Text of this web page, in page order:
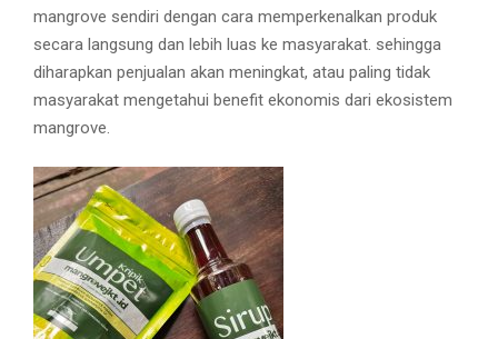
mangrove sendiri dengan cara memperkenalkan produk
secara langsung dan lebih luas ke masyarakat. sehingga
diharapkan penjualan akan meningkat, atau paling tidak
masyarakat mengetahui benefit ekonomis dari ekosistem
mangrove.